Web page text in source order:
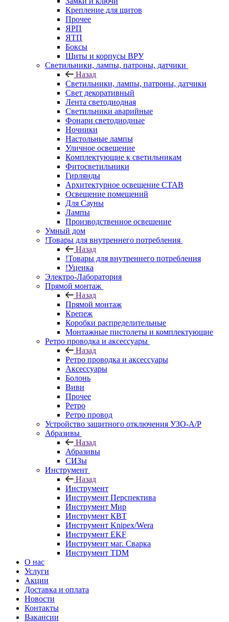
Крепление для щитов
Прочее
ЯРП
ЯТП
Боксы
Щиты и корпусы ВРУ
Светильники, лампы, патроны, датчики
Назад
Светильники, лампы, патроны, датчики
Свет декоративный
Лента светодиодная
Светильники аварийные
Фонари светодиодные
Ночники
Настольные лампы
Уличное освещение
Комплектующие к светильникам
Фитосветильники
Гирлянды
Архитектурное освещение СТАВ
Освещение помещений
Для Сауны
Лампы
Производственное освешение
Умный дом
!Товары для внутреннего потребления
Назад
!Товары для внутреннего потребления
!Уценка
Электро-Лаборатория
Прямой монтаж
Назад
Прямой монтаж
Крепеж
Коробки распределительные
Монтажные пистолеты и комплектующие
Ретро проводка и аксессуары
Назад
Ретро проводка и аксессуары
Аксессуары
Болонь
Виви
Прочее
Ретро
Ретро провод
Устройство защитного отключения УЗО-А/Р
Абразивы
Назад
Абразивы
СИЗы
Инструмент
Назад
Инструмент
Инструмент Перспектива
Инструмент Мир
Инструмент КВТ
Инструмент Knipex/Wera
Инструмент EKF
Инструмент маг. Сварка
Инструмент TDM
О нас
Услуги
Акции
Доставка и оплата
Новости
Контакты
Вакансии